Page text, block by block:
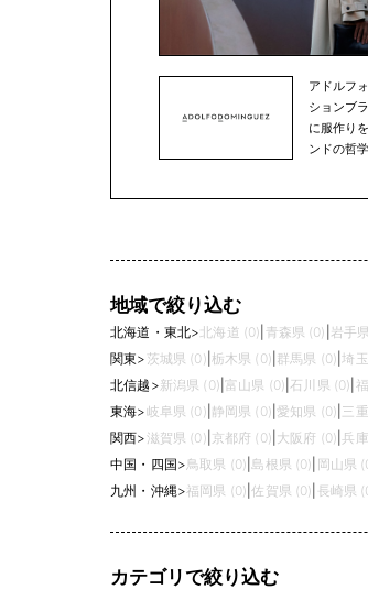
アドルフ
ションブ
に服作り
ンドの哲
地域で絞り込む
北海道・東北>北海道 (0) 青森県 (0) 岩手
関東> 茨城県 (0) 栃木県 (0) 群馬県 (0) |埼
北信越 >新潟県 (0) |富山県 (0) 石川県 (0)
東海>岐阜県 (0) 静岡県 (0) |愛知県 (0) 三
関西>滋賀県 (0) 京都府 (0) 大阪府 (0) |兵
中国・四国>鳥取県 (0) |島根県 (0) 岡山県
九州・沖縄>福岡県 (0) |佐賀県 (0) 長崎県
カテゴリで絞り込む